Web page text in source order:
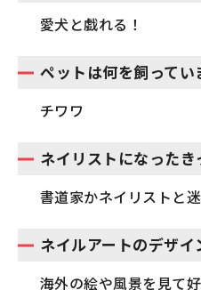
愛犬と戯れる！
ペットは何を飼ってい
チワワ
ネイリストになったき
書道家かネイリストと
ネイルアートのデザイ
海外の絵や風景を見て